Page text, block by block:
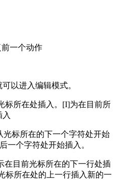
前一个动作
以进入编辑模式。
标所在处插入。[I]为在目前所
入
光标所在的下一个字符处开始
一个字符处开始插入。
在目前光标所在的下一行处插
标所在处的上一行插入新的一